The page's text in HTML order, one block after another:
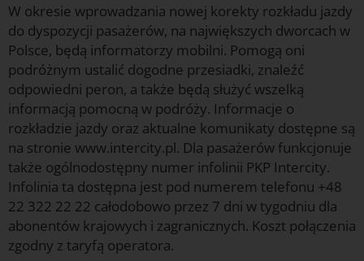
W okresie wprowadzania nowej korekty rozkładu jazdy
do dyspozycji pasażerów, na największych dworcach w
Polsce, będą informatorzy mobilni. Pomogą oni
podróżnym ustalić dogodne przesiadki, znaleźć
odpowiedni peron, a także będą służyć wszelką
informacją pomocną w podróży. Informacje o
rozkładzie jazdy oraz aktualne komunikaty dostępne są
na stronie www.intercity.pl. Dla pasażerów funkcjonuje
także ogólnodostępny numer infolinii PKP Intercity.
Infolinia ta dostępna jest pod numerem telefonu +48
22 322 22 22 całodobowo przez 7 dni w tygodniu dla
abonentów krajowych i zagranicznych. Koszt połączenia
zgodny z taryfą operatora.